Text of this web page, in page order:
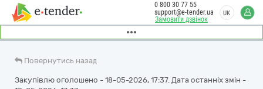
Замовити дзвінок
0 800 30 77 55
support@e-tender.ua
UK
Повернутись назад
Закупівлю оголошено - 18-05-2026, 17:37. Дата останніх змін -